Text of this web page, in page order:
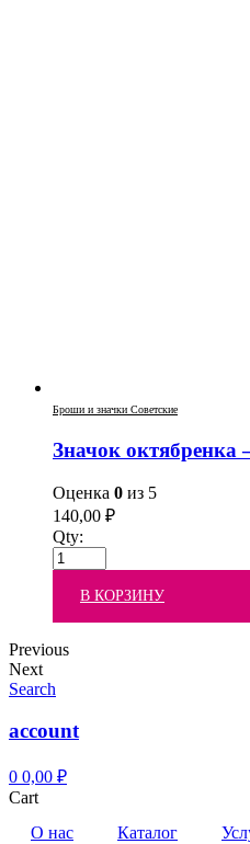
Броши и значки Советские
Значок октябренка
Оценка 0 из 5
140,00 ₽
Qty:
В КОРЗИНУ
Previous
Next
Search
account
0 0,00 ₽
Cart
О нас
Каталог